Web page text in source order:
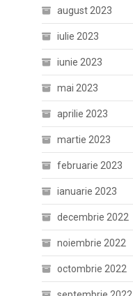
august 2023
iulie 2023
iunie 2023
mai 2023
aprilie 2023
martie 2023
februarie 2023
ianuarie 2023
decembrie 2022
noiembrie 2022
octombrie 2022